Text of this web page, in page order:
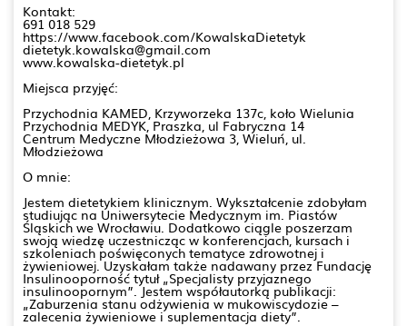
Kontakt:
691 018 529
https://www.facebook.com/KowalskaDietetyk
dietetyk.kowalska@gmail.com
www.kowalska-dietetyk.pl
Miejsca przyjęć:
Przychodnia KAMED, Krzyworzeka 137c, koło Wielunia
Przychodnia MEDYK, Praszka, ul Fabryczna 14
Centrum Medyczne Młodzieżowa 3, Wieluń, ul.
Młodzieżowa
O mnie:
Jestem dietetykiem klinicznym. Wykształcenie zdobyłam
studiując na Uniwersytecie Medycznym im. Piastów
Śląskich we Wrocławiu. Dodatkowo ciągle poszerzam
swoją wiedzę uczestnicząc w konferencjach, kursach i
szkoleniach poświęconych tematyce zdrowotnej i
żywieniowej. Uzyskałam także nadawany przez Fundację
Insulinooporność tytuł „Specjalisty przyjaznego
insulinoopornym”. Jestem współautorką publikacji:
„Zaburzenia stanu odżywienia w mukowiscydozie –
zalecenia żywieniowe i suplementacja diety”.